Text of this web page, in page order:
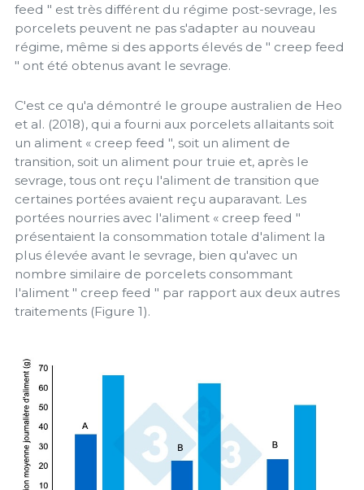
feed " est très différent du régime post-sevrage, les
porcelets peuvent ne pas s'adapter au nouveau
régime, même si des apports élevés de " creep feed
" ont été obtenus avant le sevrage.
C'est ce qu'a démontré le groupe australien de Heo
et al. (2018), qui a fourni aux porcelets allaitants soit
un aliment « creep feed ", soit un aliment de
transition, soit un aliment pour truie et, après le
sevrage, tous ont reçu l'aliment de transition que
certaines portées avaient reçu auparavant. Les
portées nourries avec l'aliment « creep feed "
présentaient la consommation totale d'aliment la
plus élevée avant le sevrage, bien qu'avec un
nombre similaire de porcelets consommant
l'aliment " creep feed " par rapport aux deux autres
traitements (Figure 1).